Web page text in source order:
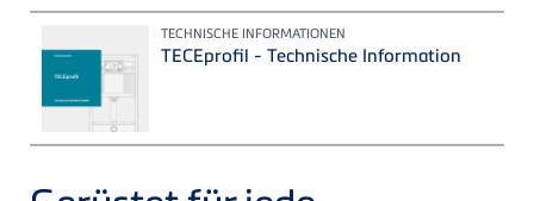
TECHNISCHE INFORMATIONEN
TECEprofil - Technische Information